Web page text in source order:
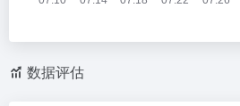
数据评估